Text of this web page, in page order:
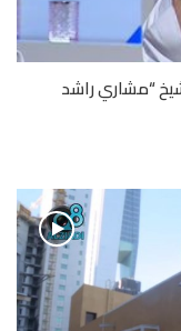
“مشاري راشد